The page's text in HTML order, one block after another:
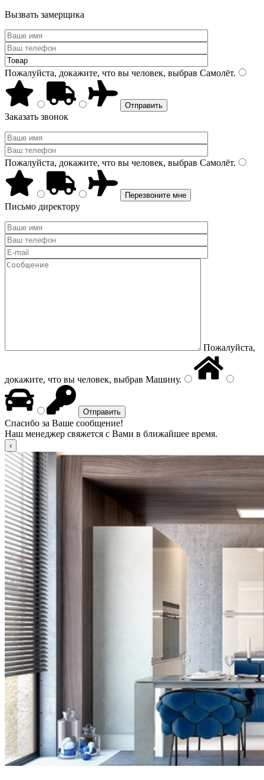
Вызвать замерщика
Пожалуйста, докажите, что вы человек, выбрав Самолёт.
Заказать звонок
Пожалуйста, докажите, что вы человек, выбрав Самолёт.
Письмо директору
Пожалуйста,
докажите, что вы человек, выбрав Машину.
Спасибо за Ваше сообщение!
Наш менеджер свяжется с Вами в ближайшее время.